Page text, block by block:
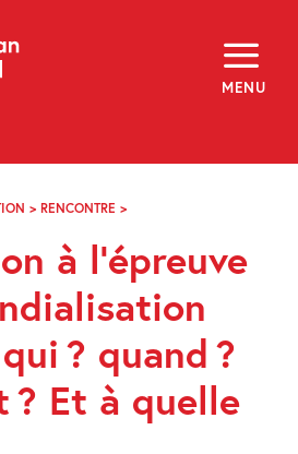
MENU
y
> RENCONTRE >
DE
LA
MONDIALISATION
ÉDUQUER
QUI ?
QUAND ?
ET
à l’épreuve
? quand ?
? Et à quelle